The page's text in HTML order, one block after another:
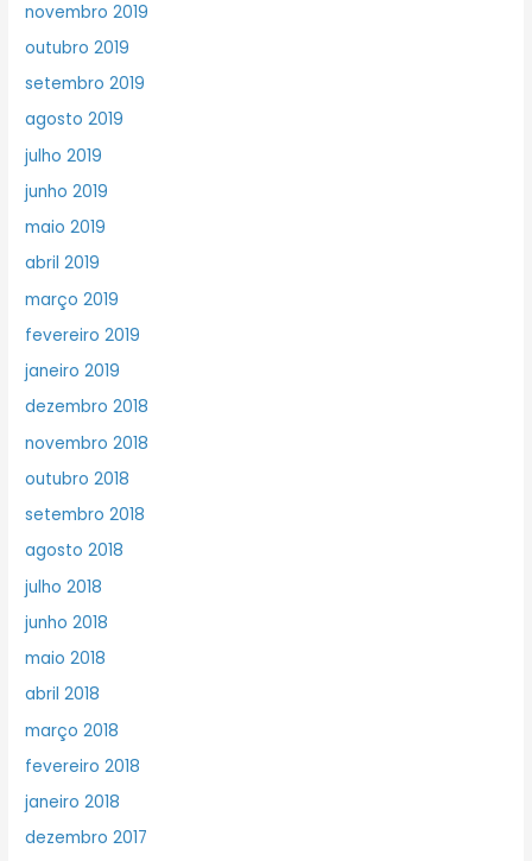
novembro 2019
outubro 2019
setembro 2019
agosto 2019
julho 2019
junho 2019
maio 2019
abril 2019
março 2019
fevereiro 2019
janeiro 2019
dezembro 2018
novembro 2018
outubro 2018
setembro 2018
agosto 2018
julho 2018
junho 2018
maio 2018
abril 2018
março 2018
fevereiro 2018
janeiro 2018
dezembro 2017